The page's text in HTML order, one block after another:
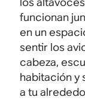
funcionan
en un
sentir los
cabeza,
habitación y
a tu